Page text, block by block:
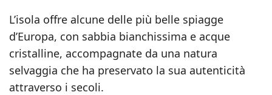
L’isola offre alcune delle più belle spiagge
d’Europa, con sabbia bianchissima e acque
cristalline, accompagnate da una natura
selvaggia che ha preservato la sua autenticità
attraverso i secoli.